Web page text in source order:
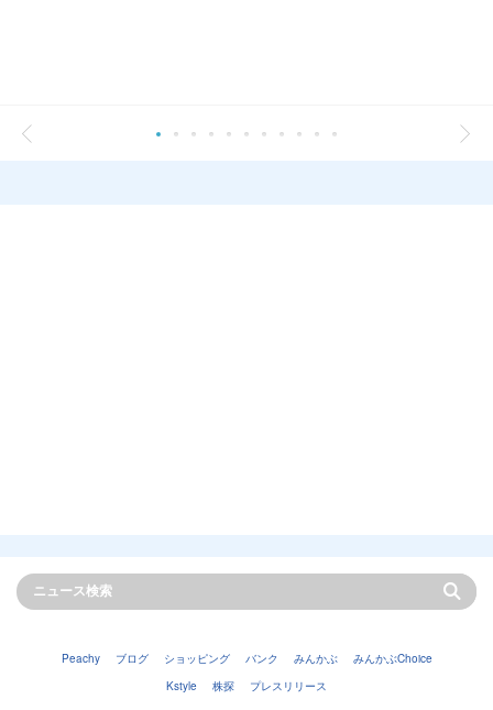
Peachy ブログ ショッピング バンク みんかぶ
みんかぶChoice
Kstyle
株探 プレスリリース